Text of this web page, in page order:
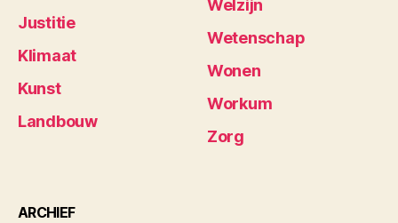
Justitie
Klimaat
Kunst
Landbouw
Welzijn
Wetenschap
Wonen
Workum
Zorg
ARCHIEF